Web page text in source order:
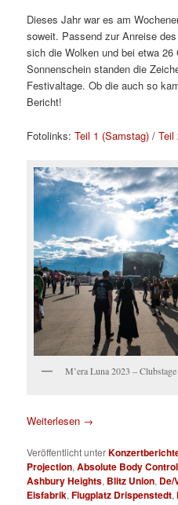
Dieses Jahr war es am
soweit. Passend zur Anreise
sich die Wolken und bei etwa 26
Sonnenschein standen die
Festivaltage. Ob die auch so
Bericht!
Fotolinks:Teil 1 (Samstag) /Teil
M’era Luna 2023 – Clubstage
Weiterlesen →
Veröffentlicht unter
Projection,Absolute Body Control
Ashbury Heights, Blitz Union, De/
Eisfabrik,Flugplatz Drispenstedt,